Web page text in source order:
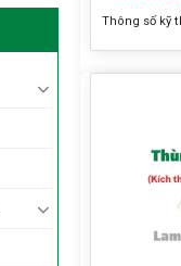
Thông số kỹ
liệu: inox,
Thông tin